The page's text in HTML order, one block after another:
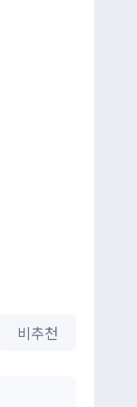
비추천